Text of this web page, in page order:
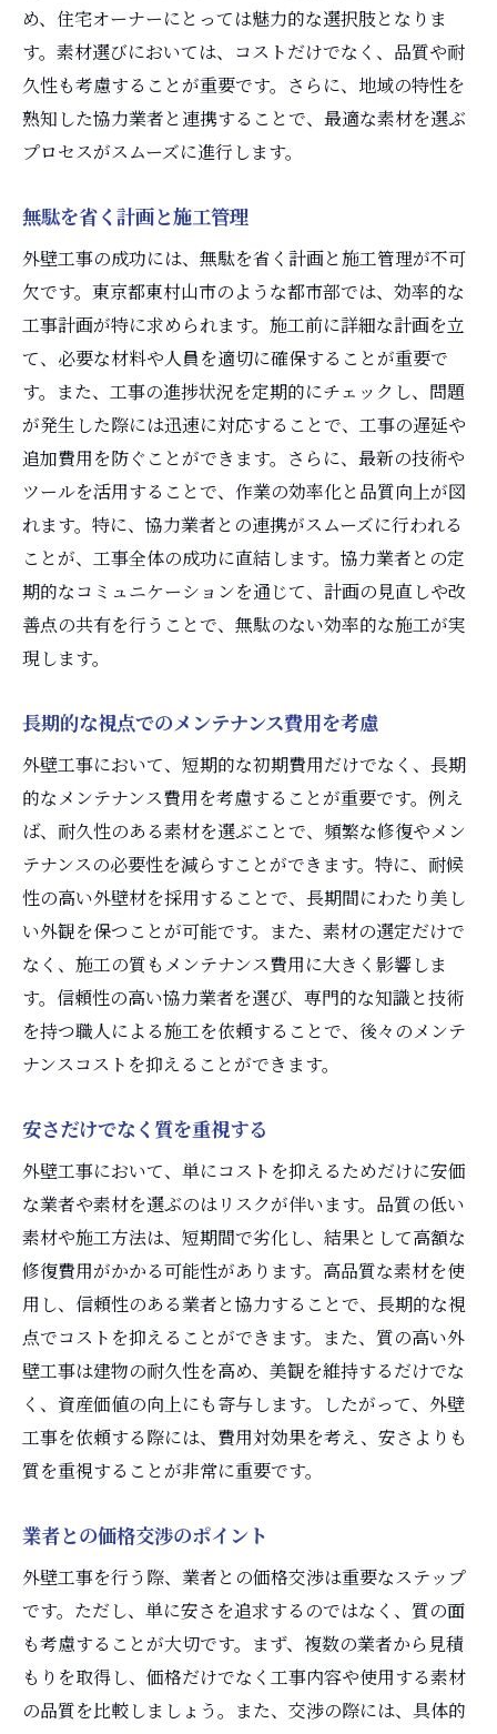
め、住宅オーナーにとっては魅力的な選択肢となりま
す。素材選びにおいては、コストだけでなく、品質や耐
久性も考慮することが重要です。さらに、地域の特性を
熟知した協力業者と連携することで、最適な素材を選ぶ
プロセスがスムーズに進行します。
無駄を省く計画と施工管理
外壁工事の成功には、無駄を省く計画と施工管理が不可
欠です。東京都東村山市のような都市部では、効率的な
工事計画が特に求められます。施工前に詳細な計画を立
て、必要な材料や人員を適切に確保することが重要で
す。また、工事の進捗状況を定期的にチェックし、問題
が発生した際には迅速に対応することで、工事の遅延や
追加費用を防ぐことができます。さらに、最新の技術や
ツールを活用することで、作業の効率化と品質向上が図
れます。特に、協力業者との連携がスムーズに行われる
ことが、工事全体の成功に直結します。協力業者との定
期的なコミュニケーションを通じて、計画の見直しや改
善点の共有を行うことで、無駄のない効率的な施工が実
現します。
長期的な視点でのメンテナンス費用を考慮
外壁工事において、短期的な初期費用だけでなく、長期
的なメンテナンス費用を考慮することが重要です。例え
ば、耐久性のある素材を選ぶことで、頻繁な修復やメン
テナンスの必要性を減らすことができます。特に、耐候
性の高い外壁材を採用することで、長期間にわたり美し
い外観を保つことが可能です。また、素材の選定だけで
なく、施工の質もメンテナンス費用に大きく影響しま
す。信頼性の高い協力業者を選び、専門的な知識と技術
を持つ職人による施工を依頼することで、後々のメンテ
ナンスコストを抑えることができます。
安さだけでなく質を重視する
外壁工事において、単にコストを抑えるためだけに安価
な業者や素材を選ぶのはリスクが伴います。品質の低い
素材や施工方法は、短期間で劣化し、結果として高額な
修復費用がかかる可能性があります。高品質な素材を使
用し、信頼性のある業者と協力することで、長期的な視
点でコストを抑えることができます。また、質の高い外
壁工事は建物の耐久性を高め、美観を維持するだけでな
く、資産価値の向上にも寄与します。したがって、外壁
工事を依頼する際には、費用対効果を考え、安さよりも
質を重視することが非常に重要です。
業者との価格交渉のポイント
外壁工事を行う際、業者との価格交渉は重要なステップ
です。ただし、単に安さを追求するのではなく、質の面
も考慮することが大切です。まず、複数の業者から見積
もりを取得し、価格だけでなく工事内容や使用する素材
の品質を比較しましょう。また、交渉の際には、具体的